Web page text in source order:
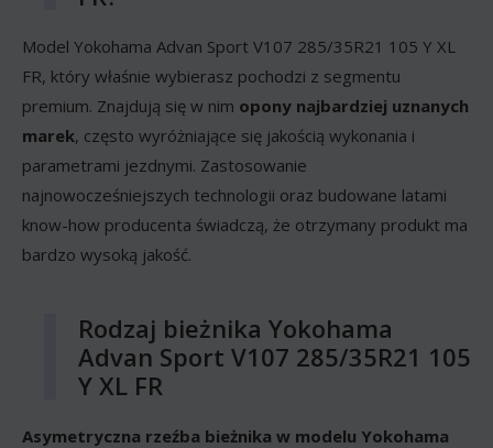
Model Yokohama Advan Sport V107 285/35R21 105 Y XL
FR, który właśnie wybierasz pochodzi z segmentu
premium. Znajdują się w nim opony najbardziej uznanych
marek, często wyróżniające się jakością wykonania i
parametrami jezdnymi. Zastosowanie
najnowocześniejszych technologii oraz budowane latami
know-how producenta świadczą, że otrzymany produkt ma
bardzo wysoką jakość.
Rodzaj bieżnika Yokohama
Advan Sport V107 285/35R21 105
Y XL FR
Asymetryczna rzeźba bieżnika w modelu Yokohama